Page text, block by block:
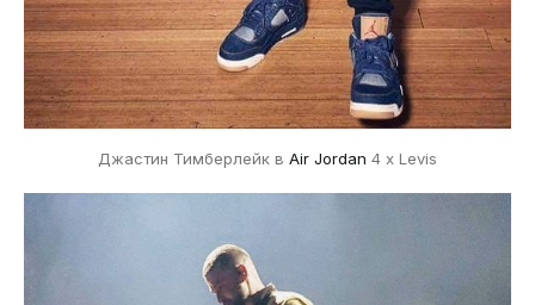
Джастин Тимберлейк в Air Jordan 4 x Levis